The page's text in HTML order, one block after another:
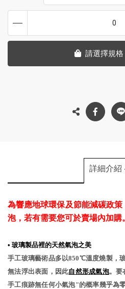
0
請選擇規格
詳細介紹
為響應地球環保及節能減碳政
泡，若有需要您可於賣場內加購
• 玻璃製品裡的天然氣泡之美
手工玻璃藝術品多以850℃溫度燒製，
無法浮出表面，因此自然形成氣泡。要
手工痕跡無任何小氣泡"的概率幾乎為